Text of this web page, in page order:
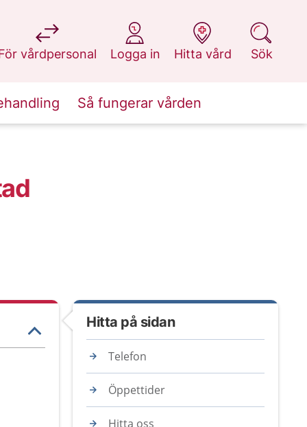
vårdpersonal
på 1177.se
Logga in
på 1177.se
Hitta vård
på 1177.se
Sök
på 1177.se
Så fungerar vården
Hitta på sidan
Telefon
Öppettider
Hitta oss